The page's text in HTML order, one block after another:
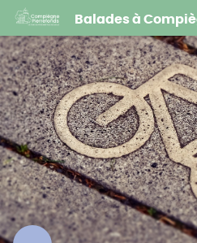
Balades à Pixabay